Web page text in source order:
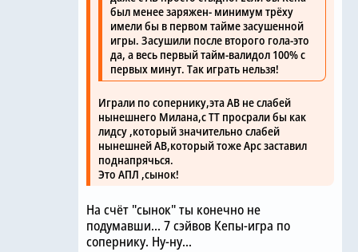
был менее заряжен- минимум трёху
имели бы в первом тайме засушенной
игры. Засушили после второго гола-это
да, а весь первый тайм-валидол 100% с
первых минут. Так играть нельзя!
Играли по сопернику,эта АВ не слабей
нынешнего Милана,с ТТ просрали бы как
лидсу ,который значительно слабей
нынешней АВ,который тоже Арс заставил
поднапрячься.
Это АПЛ ,сынок!
На счёт "сынок" ты конечно не
подумавши... 7 сэйвов Кепы-игра по
сопернику. Ну-ну...